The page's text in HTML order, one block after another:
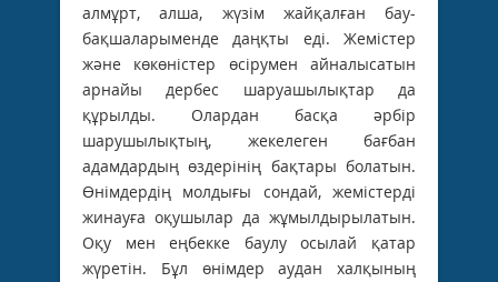
алмұрт, алша, жүзім жайқалған бау-
бақшаларыменде даңқты еді. Жемістер
және көкөністер өсірумен айналысатын
арнайы дербес шаруашылықтар да
құрылды. Олардан басқа әрбір
шарушылықтың, жекелеген бағбан
адамдардың өздерінің бақтары болатын.
Өнімдердің молдығы сондай, жемістерді
жинауға оқушылар да жұмылдырылатын.
Оқу мен еңбекке баулу осылай қатар
жүретін. Бұл өнімдер аудан халқының